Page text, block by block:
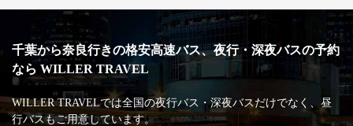
千葉から奈良行きの格安高速バス、夜行・深夜バスの予約
なら WILLER TRAVEL
WILLER TRAVELでは全国の夜行バス・深夜バスだけでなく、昼
行バスもご用意しています。